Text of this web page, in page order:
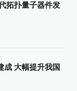
拓扑量子器件发
成 大幅提升我国